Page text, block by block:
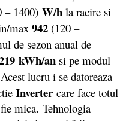
– 1400) W/h la racire si
max942 (120 –
de sezon anual de
kWh/an si pe modul
lucru i se datoreaza
Inverter care face totul
mica. Tehnologia